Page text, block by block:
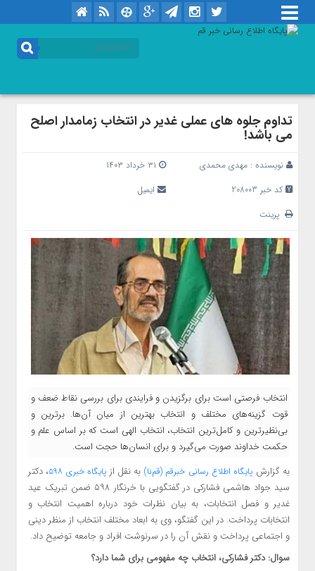
تداوم جلوه های عملی غدیر در انتخاب زمامدار اصلح
می باشد!
نویسنده : مهدی محمدی
کد خبر 208003
ایمیل
پرینت
انتخاب فرصتی است برای برگزیدن و فرایندی برای بررسی نقاط ضعف و
قوت گزینه‌های مختلف و انتخاب بهترین از میان آن‌ها. برترین و
بی‌نظیرترین و کامل‌ترین انتخاب، انتخاب الهی است که بر اساس علم و
حکمت خداوند صورت می‌گیرد و برای انسان‌ها حجت است.
به گزارش پایگاه اطلاع رسانی خبرقم (قم‌نا) به نقل از پایگاه خبری ۵۹۸
، دکتر
سید جواد هاشمی فشارکی در گفتگویی با خرنگار ۵۹۸ ضمن تبریک عید
غدیر و فصل انتخابات، به بیان نظرات خود درباره اهمیت انتخاب و
انتخابات پرداخت. در این گفتگو، وی به ابعاد مختلف انتخاب از منظر دینی
و اجتماعی پرداخت و نقش آن را در سرنوشت افراد و جامعه توضیح داد.
سوال: دکتر فشارکی، انتخاب چه مفهومی برای شما دارد؟